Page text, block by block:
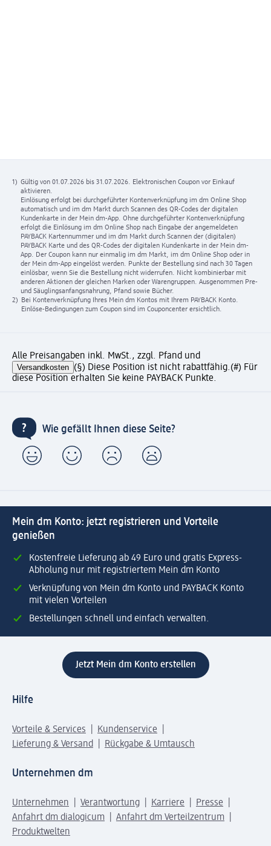
1) Gültig von 01.07.2026 bis 31.07.2026. Elektronischen Coupon vor Einkauf
aktivieren.
Einlösung erfolgt bei durchgeführter Kontenverknüpfung im dm Online Shop
automatisch und im dm Markt durch Scannen des QR-Codes der digitalen
Kundenkarte in der Mein dm-App. Ohne durchgeführter Kontenverknüpfung
erfolgt die Einlösung im dm Online Shop nach Eingabe der angemeldeten
PAYBACK Kartennummer und im dm Markt durch Scannen der (digitalen)
PAYBACK Karte und des QR-Codes der digitalen Kundenkarte in der Mein dm-
App. Der Coupon kann nur einmalig im dm Markt, im dm Online Shop oder in
der Mein dm-App eingelöst werden. Punkte der Bestellung sind nach 30 Tagen
einlösbar, wenn Sie die Bestellung nicht widerrufen. Nicht kombinierbar mit
anderen Aktionen der gleichen Marken oder Warengruppen. Ausgenommen Pre-
und Säuglingsanfangsnahrung, Pfand sowie Bücher.
2)
Bei Kontenverknüpfung Ihres Mein dm Kontos mit Ihrem PAYBACK Konto.
Einlöse-Bedingungen zum Coupon sind im Couponcenter ersichtlich.
Alle Preisangaben inkl. MwSt., zzgl. Pfand und
Versandkosten (§) Diese Position ist nicht rabattfähig.(#) Für
diese Position erhalten Sie keine PAYBACK Punkte.
Wie gefällt Ihnen diese Seite?
Mein dm Konto: jetzt registrieren und Vorteile
genießen
Kostenfreie Lieferung ab 49 Euro und gratis Express-
Abholung nur mit registriertem Mein dm Konto
Verknüpfung von Mein dm Konto und PAYBACK Konto
mit vielen Vorteilen
Bestellungen schnell und einfach verwalten.
Jetzt Mein dm Konto erstellen
Hilfe
Vorteile & Services
Kundenservice
Lieferung & Versand
Rückgabe & Umtausch
Unternehmen dm
Unternehmen Verantwortung Karriere
Presse
Anfahrt dm dialogicum
Anfahrt dm Verteilzentrum
Produktwelten